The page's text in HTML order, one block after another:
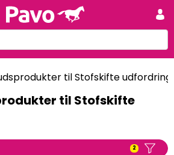
til Stofskifte
til Stofskifte
2